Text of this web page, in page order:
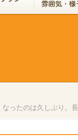
ったのは久しぶり